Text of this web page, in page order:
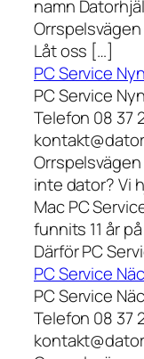
namn
Orrspelsvägen
Låt oss […]
PC Service
PC Service
Telefon 08 37
inte dator? Vi
Mac PC
funnits 11 år
Därför PC
PC Service
PC Service
Telefon 08 37